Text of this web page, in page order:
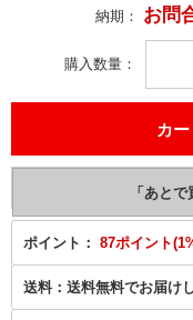
納期： お問
購入数量
ポイント： 87ポイント
送料： 送料無料でお届け